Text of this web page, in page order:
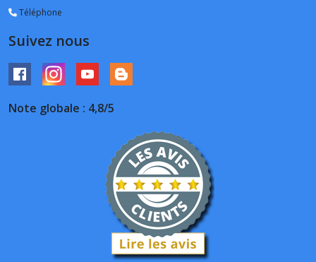
Téléphone
Suivez nous
Note globale : 4,8/5